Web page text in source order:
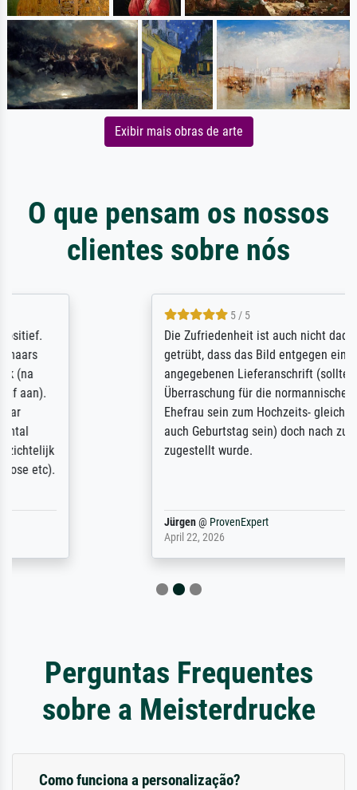
Exibir mais obras de arte
O que pensam os nossos
clientes sobre nós
Die Zufriedenheit ist auch nicht dadurch
getrübt, dass das Bild entgegen einer
angegebenen Lieferanschrift (sollte eine
Überraschung für die normannische
Ehefrau sein zum Hochzeits- gleichzeitig
auch Geburtstag sein) doch nach zu Hause
ProvenExpert
Perguntas Frequentes
sobre a Meisterdrucke
Como funciona a personalização?